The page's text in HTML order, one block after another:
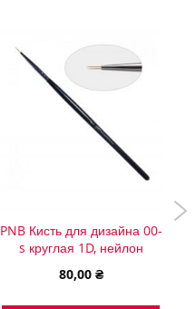
PNB Кисть для дизайна 00-
s круглая 1D, нейлон
80,00 ₴